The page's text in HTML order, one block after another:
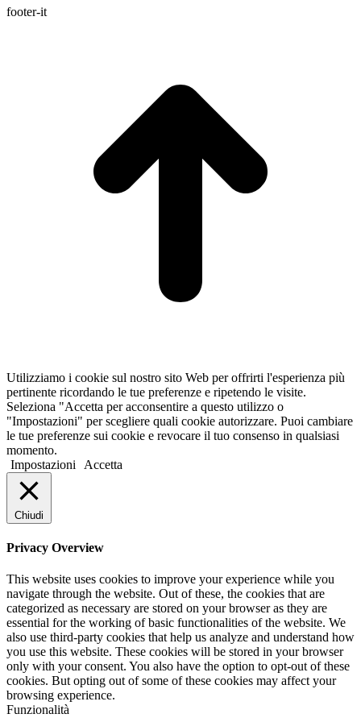
footer-it
Utilizziamo i cookie sul nostro sito Web per offrirti l'esperienza più
pertinente ricordando le tue preferenze e ripetendo le visite.
Seleziona "Accetta per acconsentire a questo utilizzo o
"Impostazioni" per scegliere quali cookie autorizzare. Puoi cambiare
le tue preferenze sui cookie e revocare il tuo consenso in qualsiasi
momento.
Impostazioni
Accetta
Chiudi
Privacy Overview
This website uses cookies to improve your experience while you
navigate through the website. Out of these, the cookies that are
categorized as necessary are stored on your browser as they are
essential for the working of basic functionalities of the website. We
also use third-party cookies that help us analyze and understand how
you use this website. These cookies will be stored in your browser
only with your consent. You also have the option to opt-out of these
cookies. But opting out of some of these cookies may affect your
browsing experience.
Funzionalità